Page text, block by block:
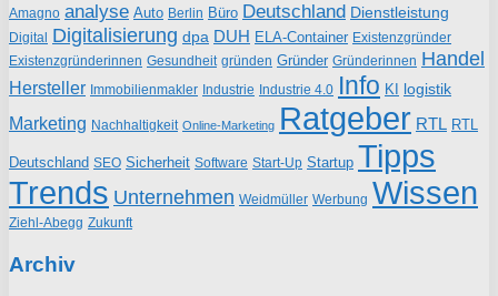
Amagno analyse Auto Berlin Büro Deutschland Dienstleistung
Digital Digitalisierung dpa DUH ELA-Container Existenzgründer
Existenzgründerinnen Gesundheit gründen Gründer Gründerinnen Handel
Hersteller Immobilienmakler Industrie Industrie 4.0 Info KI logistik
Marketing Nachhaltigkeit Online-Marketing Ratgeber RTL RTL
Deutschland SEO Sicherheit Software Start-Up Startup Tipps
Trends Unternehmen Weidmüller Werbung Wissen
Ziehl-Abegg Zukunft
Archiv